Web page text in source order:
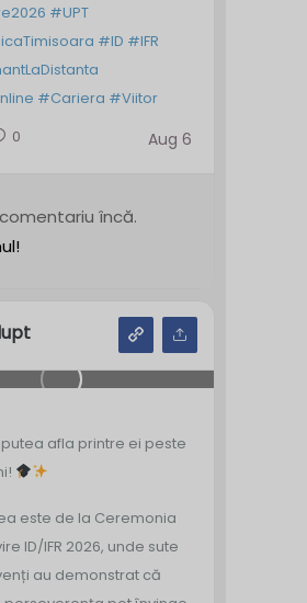
#UPT
#ID #IFR
#Cariera #Viitor
0 Aug 6
încă.
afla printre ei peste
este de la Ceremonia
ID/IFR 2026, unde sute
au demonstrat că